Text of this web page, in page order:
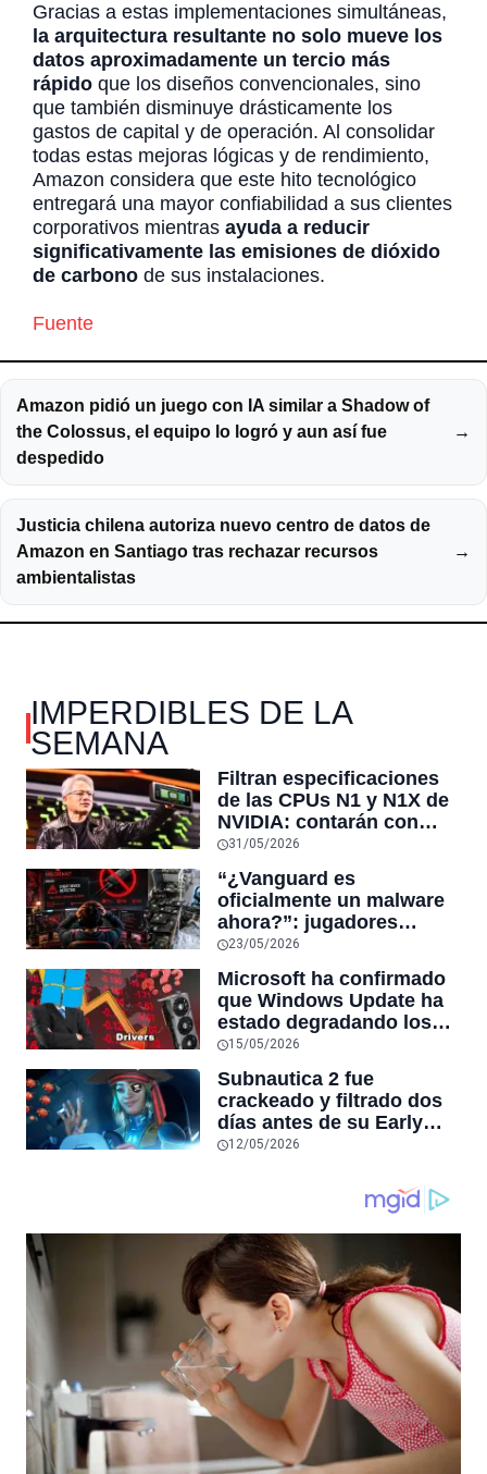
Gracias a estas implementaciones simultáneas,
la arquitectura resultante no solo mueve los
datos aproximadamente un tercio más
rápido que los diseños convencionales, sino
que también disminuye drásticamente los
gastos de capital y de operación. Al consolidar
todas estas mejoras lógicas y de rendimiento,
Amazon considera que este hito tecnológico
entregará una mayor confiabilidad a sus clientes
corporativos mientras ayuda a reducir
significativamente las emisiones de dióxido
de carbono de sus instalaciones.
Fuente
Amazon pidió un juego con IA similar a Shadow of
the Colossus, el equipo lo logró y aun así fue
despedido
→
Justicia chilena autoriza nuevo centro de datos de
Amazon en Santiago tras rechazar recursos
ambientalistas
→
IMPERDIBLES DE LA
SEMANA
Filtran especificaciones
de las CPUs N1 y N1X de
NVIDIA: contarán con
hasta 20 núcleos Arm y el
en configuraciones de 12
y 10 núcleos
31/05/2026
“¿Vanguard es
oficialmente un malware
ahora?”: jugadores
reaccionan al sistema
VALORANT tras inutilizar
hardware usado por
cheaters
23/05/2026
Microsoft ha confirmado
que Windows Update ha
estado degradando los
controladores de GPU
más antiguos
15/05/2026
Subnautica 2 fue
crackeado y filtrado dos
días antes de su Early
Access en Steam,
tercera filtración grande
de la semana tras Forza
Horizon 6
12/05/2026